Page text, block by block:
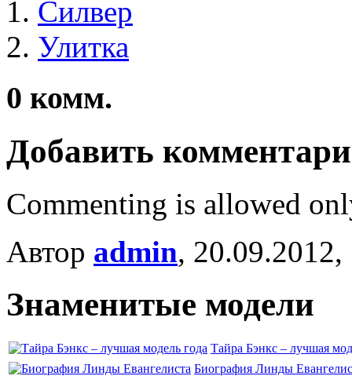
Силвер
Улитка
0 комм.
Добавить
Commenting is allowed
Автор admin,
Знаменитые модели
Тайра Бэнкс – лучшая
Биография Линды